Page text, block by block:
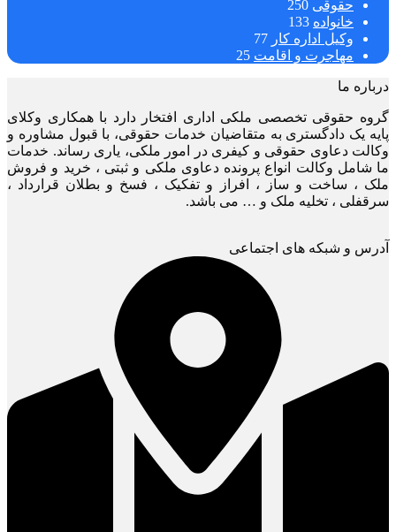
حقوقی 250
خانواده 133
وکیل اداره کار 77
مهاجرت و اقامت 25
درباره ما
گروه حقوقی تخصصی ملکی اداری افتخار دارد با همکاری وکلای
پایه یک دادگستری به متقاضیان خدمات حقوقی، با قبول مشاوره و
وکالت دعاوی حقوقی و کیفری در امور ملکی، یاری رساند. خدمات
ما شامل وکالت انواع پرونده دعاوی ملکی و ثبتی ، خرید و فروش
ملک ، ساخت و ساز ، افراز و تفکیک ، فسخ و بطلان قرارداد ،
سرقفلی ، تخلیه ملک و … می باشد.
آدرس و شبکه های اجتماعی